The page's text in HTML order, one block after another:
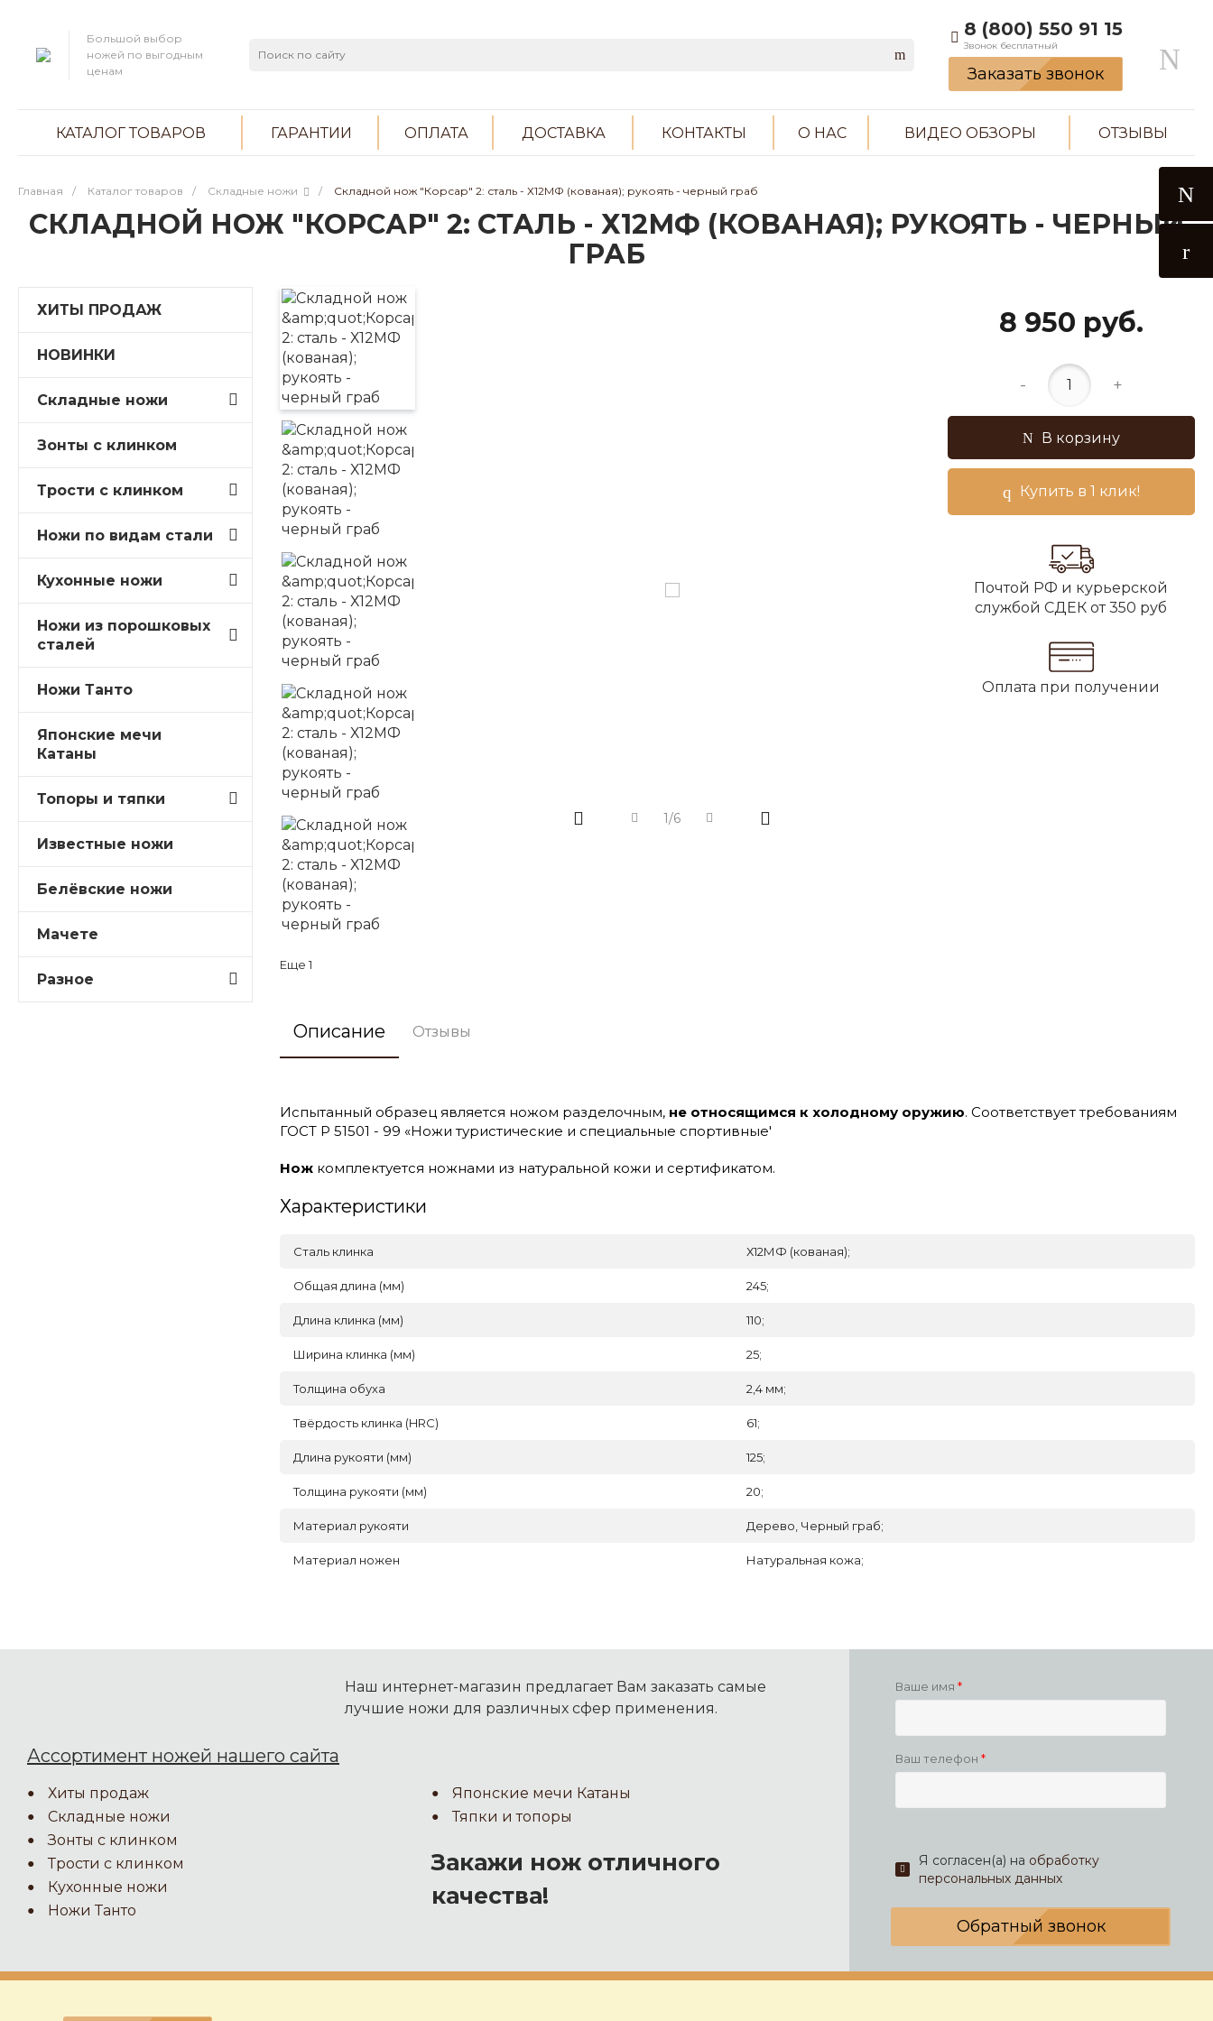
Большой выбор
ножей по выгодным
ценам
8 (800) 550 91 15
Звонок бесплатный
Заказать звонок
КАТАЛОГ ТОВАРОВ ГАРАНТИИ ОПЛАТА ДОСТАВКА КОНТАКТЫ О НАС ВИДЕО ОБЗОРЫ ОТЗЫВЫ
Главная / Каталог товаров / Складные ножи / Складной нож "Корсар" 2: сталь - Х12МФ (кованая); рукоять - черный граб
СКЛАДНОЙ НОЖ "КОРСАР" 2: СТАЛЬ - Х12МФ (КОВАНАЯ); РУКОЯТЬ - ЧЕРНЫЙ
ГРАБ
ХИТЫ ПРОДАЖ
НОВИНКИ
Складные ножи
Зонты с клинком
Трости c клинком
Ножи по видам стали
Кухонные ножи
Ножи из порошковых
сталей
Ножи Танто
Японские мечи
Катаны
Топоры и тяпки
Известные ножи
Белёвские ножи
Мачете
Разное
Еще 1
1/6
8 950 руб.
- +
В корзину
Купить в 1 клик!
Почтой РФ и курьерской
службой СДЕК от 350 руб
Оплата при получении
Описание Отзывы
Испытанный образец является ножом разделочным, не относящимся к холодному оружию. Соответствует требованиям
ГОСТ Р 51501 - 99 «Ножи туристические и специальные спортивные'
Нож комплектуется ножнами из натуральной кожи и сертификатом.
Характеристики
Сталь клинка Х12МФ (кованая);
Общая длина (мм) 245;
Длина клинка (мм) 110;
Ширина клинка (мм) 25;
Толщина обуха 2,4 мм;
Твёрдость клинка (HRC) 61;
Длина рукояти (мм) 125;
Толщина рукояти (мм) 20;
Материал рукояти Дерево, Черный граб;
Материал ножен Натуральная кожа;
Наш интернет-магазин предлагает Вам заказать самые
лучшие ножи для различных сфер применения.
Ассортимент ножей нашего сайта
Хиты продаж
Складные ножи
Зонты с клинком
Трости с клинком
Кухонные ножи
Ножи Танто
Японские мечи Катаны
Тяпки и топоры
Закажи нож отличного
качества!
Ваше имя
Ваш телефон
Я согласен(а) на обработку
персональных данных
Обратный звонок